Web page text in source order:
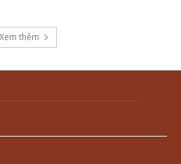
Xem thêm